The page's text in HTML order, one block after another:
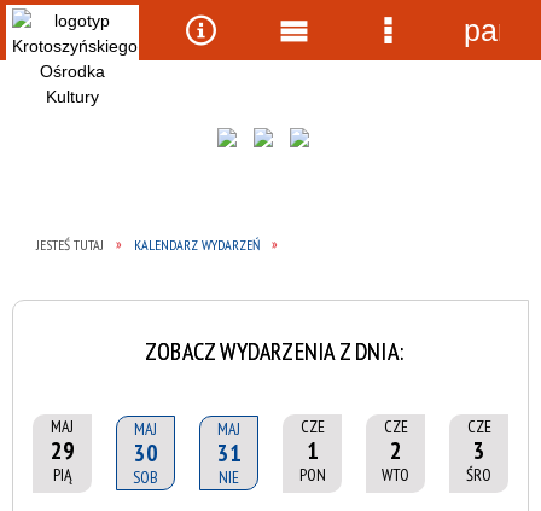
JESTEŚ TUTAJ KALENDARZ WYDARZEŃ
ZOBACZ WYDARZENIA Z DNIA:
MAJ
29
PIĄ
MAJ
30
SOB
MAJ
31
NIE
CZE
1
PON
CZE
2
WTO
CZE
3
ŚRO
Wyszukiwarka
Narzędzia
Menu Menu
panel